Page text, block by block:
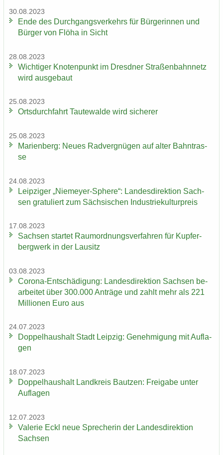
30.08.2023
Ende des Durch­gangs­ver­kehrs für Bür­ge­rin­nen und
Bür­ger von Flöha in Sicht
28.08.2023
Wich­ti­ger Kno­ten­punkt im Dresd­ner Stra­ßen­bahn­netz
wird aus­ge­baut
25.08.2023
Orts­durch­fahrt Tau­te­wal­de wird si­che­rer
25.08.2023
Ma­ri­en­berg: Neues Rad­ver­gnü­gen auf alter Bahn­tras­
se
24.08.2023
Leip­zi­ger „Niemeyer-​Sphere“: Lan­des­di­rek­ti­on Sach­
sen gra­tu­liert zum Säch­si­schen In­dus­trie­kul­tur­preis
17.08.2023
Sach­sen star­tet Raum­ord­nungs­ver­fah­ren für Kup­fer­
berg­werk in der Lau­sitz
03.08.2023
Corona-​Entschädigung: Lan­des­di­rek­ti­on Sach­sen be­
ar­bei­tet über 300.000 An­trä­ge und zahlt mehr als 221
Mil­lio­nen Euro aus
24.07.2023
Dop­pel­haus­halt Stadt Leip­zig: Ge­neh­mi­gung mit Auf­la­
gen
18.07.2023
Dop­pel­haus­halt Land­kreis Baut­zen: Frei­ga­be unter
Auf­la­gen
12.07.2023
Va­le­rie Eckl neue Spre­che­rin der Lan­des­di­rek­ti­on
Sach­sen